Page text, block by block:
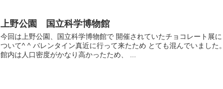
上野公園 国立科学博物館
今回は上野公園、国立科学博物館で 開催されていたチョコレート展に
ついて^ ^ バレンタイン真近に行って来たため とても混んでいました。
館内は人口密度がかなり高かったため、 ...